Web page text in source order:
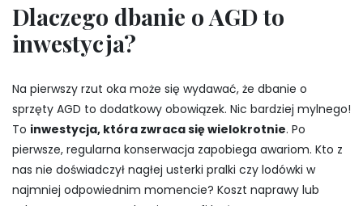
Dlaczego dbanie o AGD to
inwestycja?
Na pierwszy rzut oka może się wydawać, że dbanie o
sprzęty AGD to dodatkowy obowiązek. Nic bardziej mylnego!
To inwestycja, która zwraca się wielokrotnie. Po
pierwsze, regularna konserwacja zapobiega awariom. Kto z
nas nie doświadczył nagłej usterki pralki czy lodówki w
najmniej odpowiednim momencie? Koszt naprawy lub